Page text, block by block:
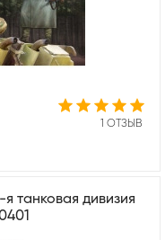
1 ОТЗЫВ
танковая дивизия